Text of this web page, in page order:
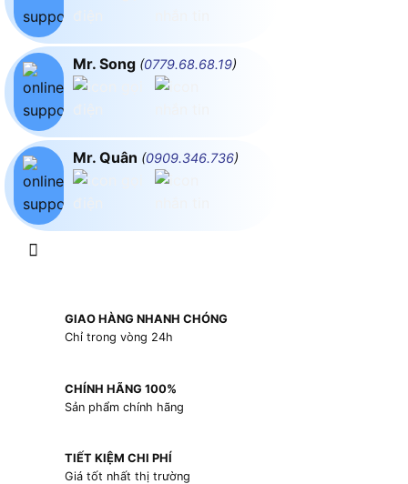
Mr. Song (0779.68.68.19)
Mr. Quân (0909.346.736)
GIAO HÀNG NHANH CHÓNG
Chỉ trong vòng 24h
CHÍNH HÃNG 100%
Sản phẩm chính hãng
TIẾT KIỆM CHI PHÍ
Giá tốt nhất thị trường